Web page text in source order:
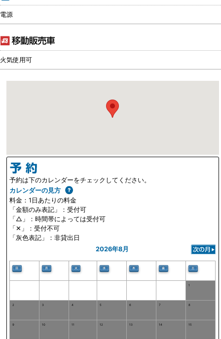
電源
火気使用可
予約は下のカレンダーをチェックしてください。
カレンダーの見方
料金：1日あたりの料金
「金額のみ表記」：受付可
「△」：時間帯によっては受付可
「✕」：受付不可
「灰色表記」：非貸出日
2026年8月
日 月 火 水 木 金 土
1
2 3 4 5 6 7 8
9 10 11 12 13 14 15